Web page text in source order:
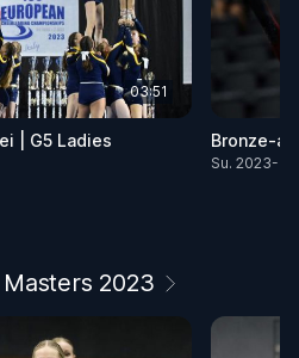
03:51
| G5 Ladies Bronze-
Su. 2023-
2023